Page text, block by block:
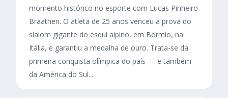
momento histórico no esporte com Lucas Pinheiro
Braathen. O atleta de 25 anos venceu a prova do
slalom gigante do esqui alpino, em Bormio, na
Itália, e garantiu a medalha de ouro. Trata-se da
primeira conquista olímpica do país — e também
da América do Sul...